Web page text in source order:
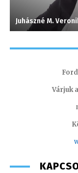
Juhászné M.
Várjuk